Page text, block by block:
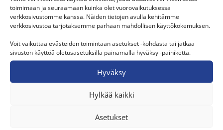
toimimaan ja seuraamaan kuinka olet vuorovaikutuksessa
verkkosivustomme kanssa. Näiden tietojen avulla kehitämme
verkkosivustoa tarjotaksemme parhaan mahdollisen käyttökokemuksen.
Voit vaikuttaa evästeiden toimintaan asetukset -kohdasta tai jatkaa
sivuston käyttöä oletusasetuksilla painamalla hyväksy -painiketta.
Hyväksy
Hylkää kaikki
Asetukset
alpha innotec SWP 1-sarjan maalämpöpumput
Suurten kiinteistökohteiden tarpeisiin
suorituskykyiset on/off-ohjatut
kiinteistömaalämpöpumput.
Rivitaloihin, kerrostaloihin sekä isoihin liike- ja
teollisuuskiinteistöihin
Älykäs Luxtronik-ohjaus